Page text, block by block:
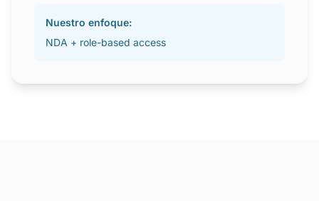
Nuestro enfoque:
NDA + role-based access